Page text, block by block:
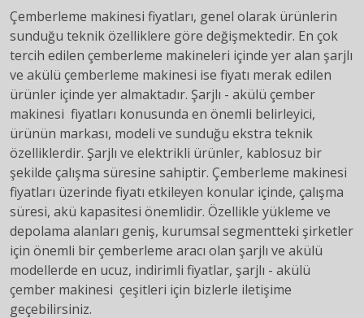
Çemberleme makinesi fiyatları, genel olarak ürünlerin
sunduğu teknik özelliklere göre değişmektedir. En çok
tercih edilen çemberleme makineleri içinde yer alan şarjlı
ve akülü çemberleme makinesi ise fiyatı merak edilen
ürünler içinde yer almaktadır. Şarjlı - akülü çember
makinesi fiyatları konusunda en önemli belirleyici,
ürünün markası, modeli ve sunduğu ekstra teknik
özelliklerdir. Şarjlı ve elektrikli ürünler, kablosuz bir
şekilde çalışma süresine sahiptir. Çemberleme makinesi
fiyatları üzerinde fiyatı etkileyen konular içinde, çalışma
süresi, akü kapasitesi önemlidir. Özellikle yükleme ve
depolama alanları geniş, kurumsal segmentteki şirketler
için önemli bir çemberleme aracı olan şarjlı ve akülü
modellerde en ucuz, indirimli fiyatlar, şarjlı - akülü
çember makinesi çeşitleri için bizlerle iletişime
geçebilirsiniz.